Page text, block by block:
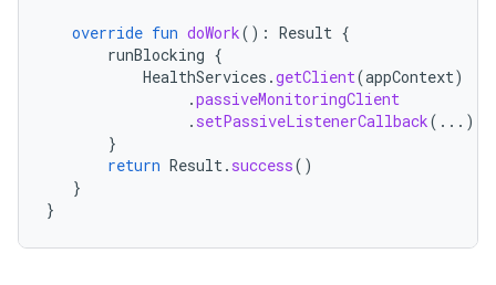
override fun doWork(): Result {
runBlocking {
HealthServices .getClient(appContext)
.passiveMonitoringClient
. setPassiveListenerCallback(...)
}
return Result. success()
}
}